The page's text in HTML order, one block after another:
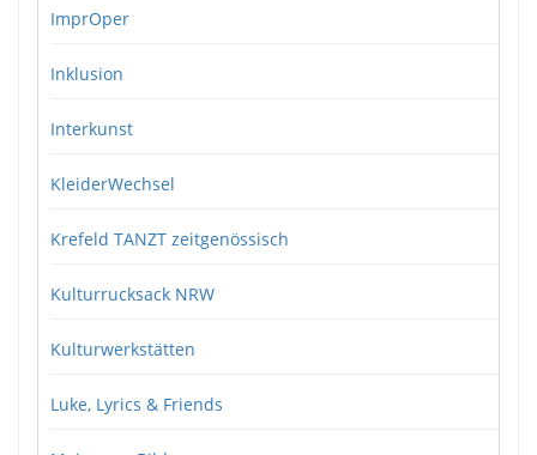
ImprOper
Inklusion
Interkunst
KleiderWechsel
Krefeld TANZT zeitgenössisch
Kulturrucksack NRW
Kulturwerkstätten
Luke, Lyrics & Friends